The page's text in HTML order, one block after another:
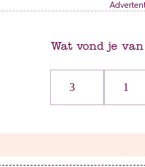
Wat vond je
3 1